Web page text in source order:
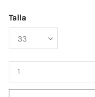
Talla